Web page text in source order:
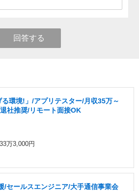
回答する
る環境!」/アプリテスター/月収35万～
社推奨/リモート面接OK
万3,000円
/セールスエンジニア/大手通信事業会